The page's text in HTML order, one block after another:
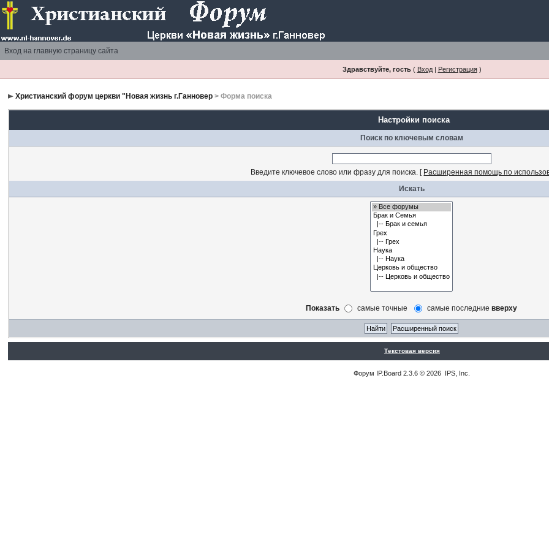
Вход на главную страницу сайта
Здравствуйте, гость( Вход| Регистрация)
Христианский форум церкви "Новая жизнь г.Ганновер > Форма поиска
Настройки поиска
Поиск по ключевым словам
Введите ключевое слово или фразу для поиска. [ Расширенная помощь по
Искать
Показать самые точные самые последниевверху
Текстовая версия
Форум IP.Board2.3.6 © 2026 IPS, Inc